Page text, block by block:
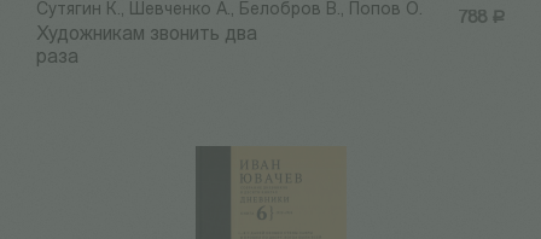
788 Р
Сутягин К., Шевченко А., Белобров В., Попов О.
Художникам звонить два
раза